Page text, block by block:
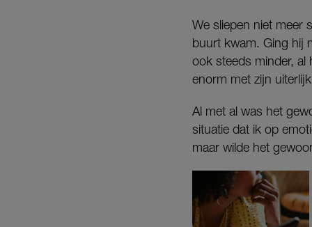
We sliepen niet meer
buurt kwam. Ging hij
ook steeds minder, al
enorm met zijn
Al met al was het
situatie dat ik op
maar wilde het